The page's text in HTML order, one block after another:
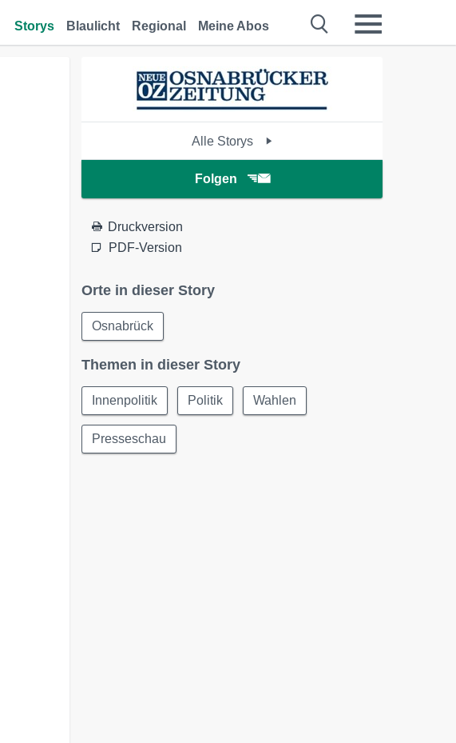
Storys Blaulicht Regional Meine Abos
Alle Storys
Folgen
Druckversion
PDF-Version
Orte in dieser Story
Osnabrück
Themen in dieser Story
Innenpolitik Politik Wahlen
Presseschau